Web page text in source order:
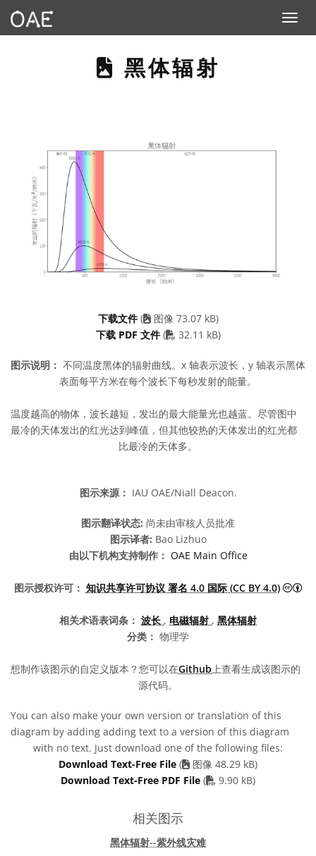
Toggle
THIS PAGE
黑体辐射
下载文件 ( 图像 73.07 kB)
下载 PDF 文件 ( PDF file
32.11 kB)
图示说明： 不同温度黑体的辐射曲线。x 轴表示波长，y 轴表示黑体
表面每平方米在每个波长下每秒发射的能量。
温度越高的物体，波长越短，发出的最大能量光也越蓝。尽管图中
最冷的天体发出的红光达到峰值，但其他较热的天体发出的红光都
比最冷的天体多。
图示来源： IAU OAE/Niall Deacon.
图示翻译状态: 尚未由审核人员批准
图示译者: Bao Lizhuo
由以下机构支持制作： OAE Main Office
图示授权许可： 知识共享许可协议 署名 4.0 国际 (CC BY 4.0) 知
相关术语表词条： 波长 , 电磁辐射 , 黑体辐射
分类： 物理学
想制作该图示的自定义版本？您可以在Github上查看生成该图示的
源代码。
You can also make your own version or translation of this
diagram by adding adding text to a version of this diagram
with no text. Just download one of the following files:
Download Text-Free File (
图像 48.29 kB)
Download Text-Free PDF File ( PDF file
9.90 kB)
相关图示
黑体辐射--紫外线灾难